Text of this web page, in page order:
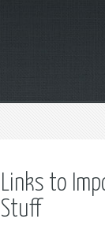
Links to
Stuff